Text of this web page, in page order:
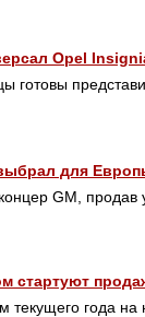
Opel
готовы
для
GM,
стартуют
текущего года на